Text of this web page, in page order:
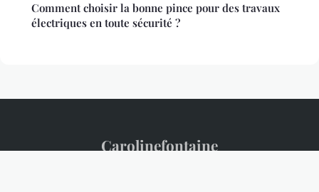
Comment choisir la bonne pince pour des travaux
électriques en toute sécurité ?
Carolinefontaine